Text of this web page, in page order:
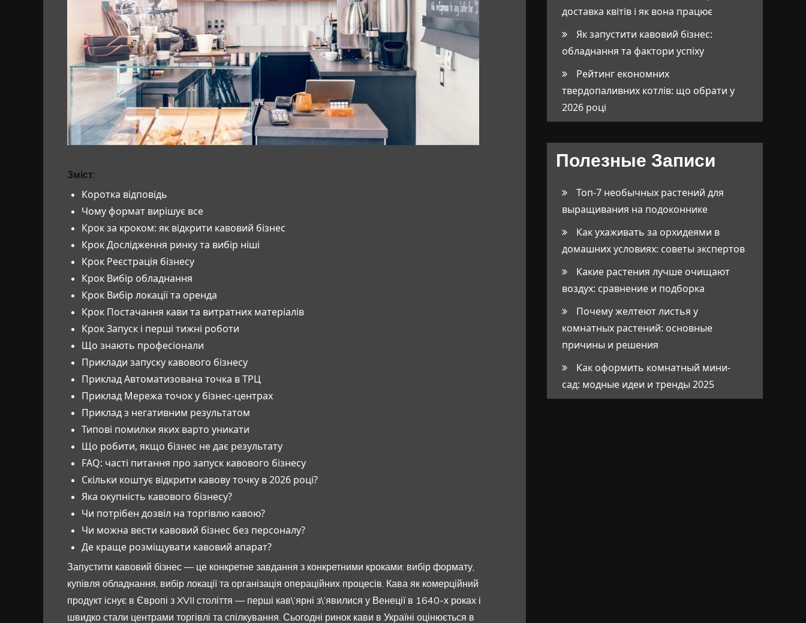
Зміст:
Коротка відповідь
Чому формат вирішує все
Крок за кроком: як відкрити кавовий бізнес
Крок Дослідження ринку та вибір ніші
Крок Реєстрація бізнесу
Крок Вибір обладнання
Крок Вибір локації та оренда
Крок Постачання кави та витратних матеріалів
Крок Запуск і перші тижні роботи
Що знають професіонали
Приклади запуску кавового бізнесу
Приклад Автоматизована точка в ТРЦ
Приклад Мережа точок у бізнес-центрах
Приклад з негативним результатом
Типові помилки яких варто уникати
Що робити, якщо бізнес не дає результату
FAQ: часті питання про запуск кавового бізнесу
Скільки коштує відкрити кавову точку в 2026 році?
Яка окупність кавового бізнесу?
Чи потрібен дозвіл на торгівлю кавою?
Чи можна вести кавовий бізнес без персоналу?
Де краще розміщувати кавовий апарат?
Запустити кавовий бізнес — це конкретне завдання з конкретними кроками: вибір формату,
купівля обладнання, вибір локації та організація операційних процесів. Кава як комерційний
продукт існує в Європі з XVII століття — перші кав\’ярні з\’явилися у Венеції в 1640-х роках і
швидко стали центрами торгівлі та спілкування. Сьогодні ринок кави в Україні оцінюється в
доставка квітів і як вона працює
Як запустити кавовий бізнес:
обладнання та фактори успіху
Рейтинг економних
твердопаливних котлів: що обрати у
2026 році
Полезные Записи
Топ-7 необычных растений для
выращивания на подоконнике
Как ухаживать за орхидеями в
домашних условиях: советы экспертов
Какие растения лучше очищают
воздух: сравнение и подборка
Почему желтеют листья у
комнатных растений: основные
причины и решения
Как оформить комнатный мини-
сад: модные идеи и тренды 2025